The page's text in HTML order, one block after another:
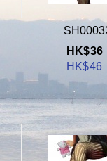
HK$36
HK$46